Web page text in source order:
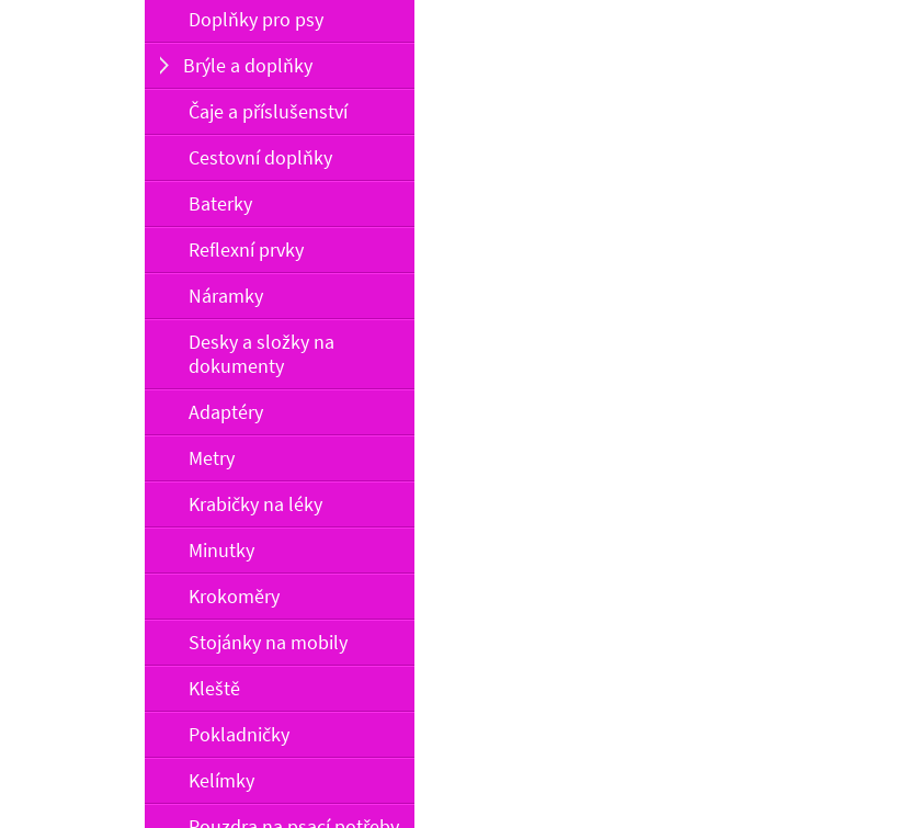
Doplňky pro psy
Brýle a doplňky
Čaje a příslušenství
Cestovní doplňky
Baterky
Reflexní prvky
Náramky
Desky a složky na
dokumenty
Adaptéry
Metry
Krabičky na léky
Minutky
Krokoměry
Stojánky na mobily
Kleště
Pokladničky
Kelímky